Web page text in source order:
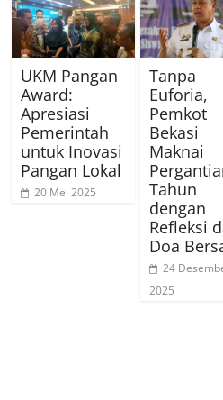
UKM Pangan
Award:
Apresiasi
Pemerintah
untuk Inovasi
Pangan Lokal
20 Mei 2025
Tanpa
Euforia,
Pemkot
Bekasi
Maknai
Tahun
dengan
Refleksi
Doa
24
2025